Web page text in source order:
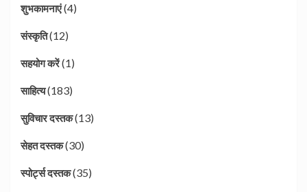
शुभकामनाएं(4)
संस्कृति(12)
सहयोग करें(1)
साहित्य(183)
सुविचार दस्तक(13)
सेहत दस्तक(30)
स्पोर्ट्स दस्तक(35)